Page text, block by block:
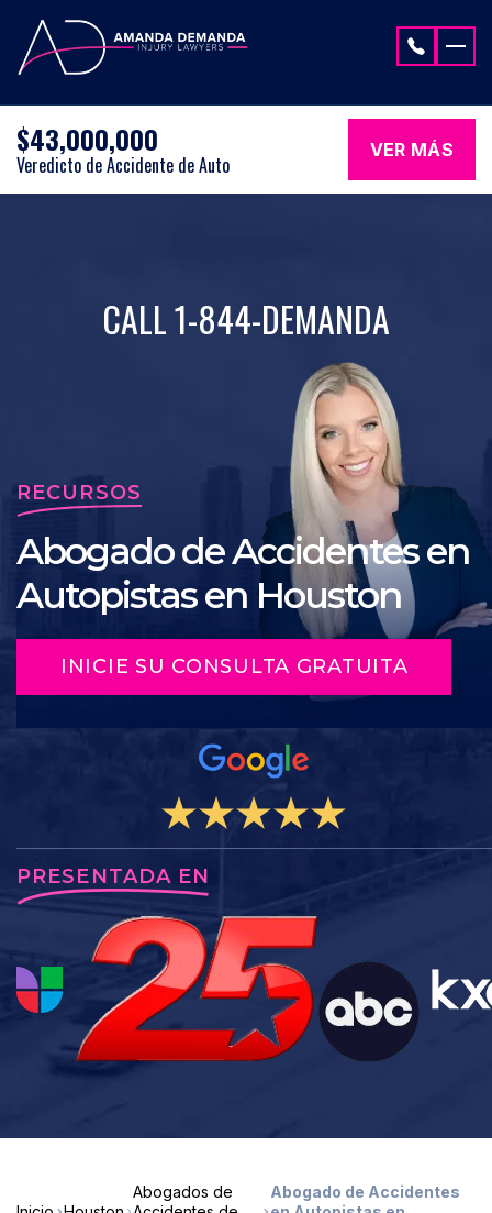
$43,000,000
Veredicto de Accidente de Auto
VER MÁS
CALL 1-844-DEMANDA
RECURSOS
Abogado de Accidentes en
Autopistas en Houston
INICIE SU CONSULTA GRATUITA
PRESENTADA EN
Abogados de
Abogado de Accidentes